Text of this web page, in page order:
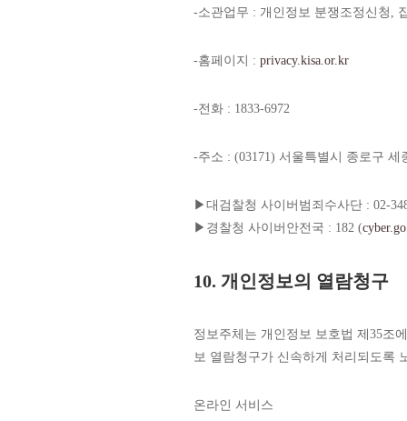
-소관업무 : 개인정보 분쟁조정신청,
-홈페이지 : privacy.kisa.or.kr
-전화 : 1833-6972
-주소 : (03171) 서울특별시 종로구 세
▶대검찰청 사이버범죄수사단 : 02-
▶경찰청 사이버안전국 : 182 (
10. 개인정보의 열람청구
정보주체는 개인정보 보호법 제35조
보 열람청구가 신속하게 처리되도록
온라인 서비스